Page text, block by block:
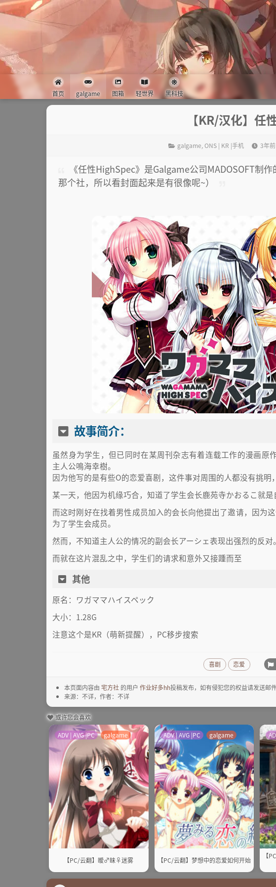
首页 galgame 图箱 轻世界 黑科技
【KR/汉化】任
galgame,ONS | KR |手机 3年前
《任性HighSpec》是Galgame公司MADOSOFT制
那个社，所以看封面起来是有很像呢~）
故事简介：
虽然身为学生，但已同时在某周刊杂志有着连载工作的漫画原
主人公鳴海幸樹。
因为他写的是有些O的恋爱喜剧，这件事对周围的人都没有挑明
某一天，他因为机缘巧合，知道了学生会长鹿苑寺かおるこ就是
而这时刚好在找着男性成员加入的会长向他提出了邀请，因为
为了学生会成员。
然而，不知道主人公的情况的副会长アーシェ表现出强烈的反对。
而就在这片混乱之中，学生们的请求和意外又接踵而至
其他
原名：ワガママハイスペック
大小：1.28G
注意这个是KR（萌新提醒），PC移步搜索
喜剧 恋爱
本页面内容由 宅方社 的用户 作业好多hh投稿发布，如有侵犯您的权益请发送邮
来源：不详，作者：不详
或许您会喜欢
【PC/云翻】暧♂昧♀迷雾
ADV | AVG |PC galgame
【PC/云翻】梦想中的恋爱如何开始
ADV | AVG |PC galgame
【